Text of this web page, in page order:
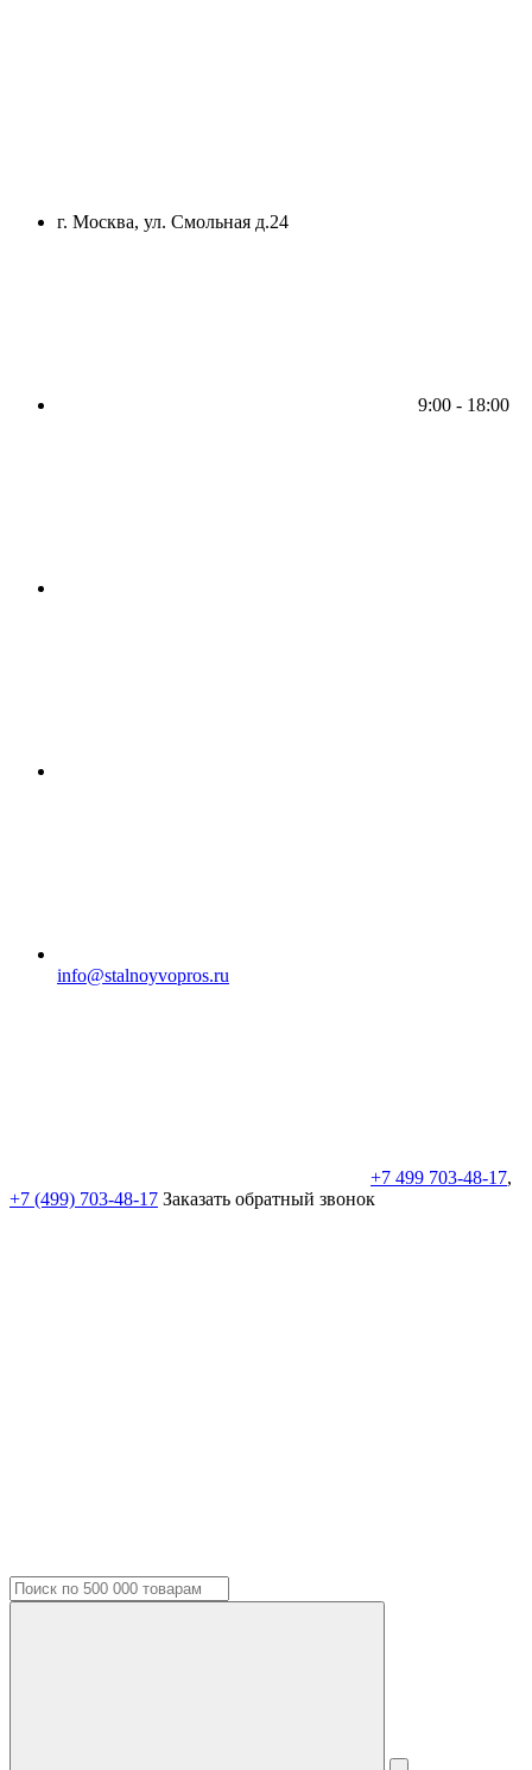
г. Москва, ул. Смольная д.24
9:00 - 18:00
info@stalnoyvopros.ru
+7 499 703-48-17,
+7 (499) 703-48-17 Заказать обратный звонок